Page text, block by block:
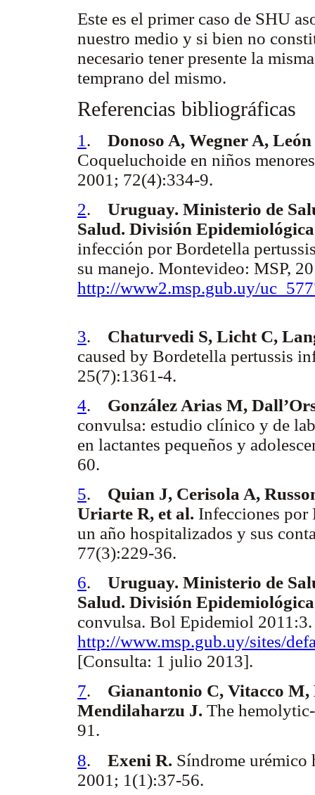
Este es el primer caso de SHU
nuestro medio y si bien no
necesario tener presente la
temprano del mismo.
Referencias bibliográficas
1 . Donoso A, Wegner A,
Coqueluchoide en niños
2001; 72(4):334-9.
2. Uruguay. Ministerio de
Salud. División
infección por Bordetella
su manejo. Montevideo: MSP,
http://www2.msp.gub.uy/
3. Chaturvedi S, Licht C,
caused by Bordetella pertussis
25(7):1361-4.
4. González Arias M,
convulsa: estudio clínico y de
en lactantes pequeños y
60.
5. Quian J, Cerisola A,
Uriarte R, et al. Infecciones por
un año hospitalizados y sus
77(3):229-36.
6. Uruguay. Ministerio de
Salud. División
convulsa. Bol Epidemiol
http://www.msp.gub.uy/sites/
[Consulta: 1 julio 2013].
7. Gianantonio C, Vitacco
Mendilaharzu J. The
91.
8. Exeni R. Síndrome
2001; 1(1):37-56.